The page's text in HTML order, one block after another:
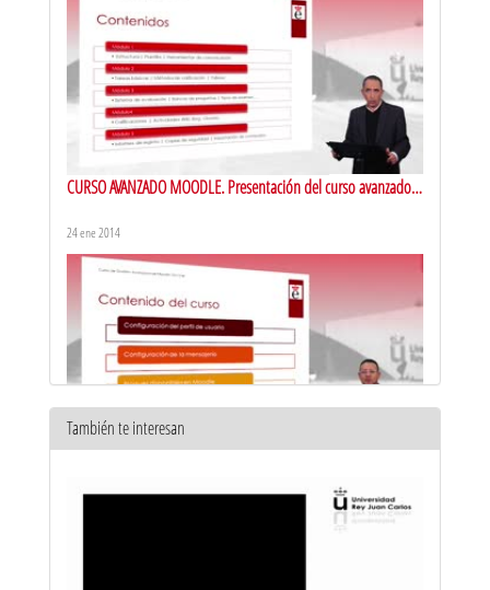
CURSO AVANZADO MOODLE. Presentación del curso avanzado
24 ene 2014
curso avanzado on-line de la plataforma Moodle
También te interesan